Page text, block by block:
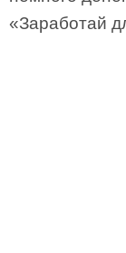
«Заработай